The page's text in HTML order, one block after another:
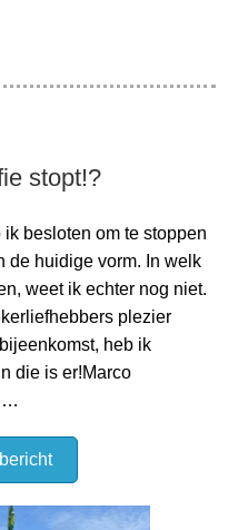
stopt!?
besloten om te stoppen
de huidige vorm. In welk
weet ik echter nog niet.
plezier
heb ik
die is er!Marco
…